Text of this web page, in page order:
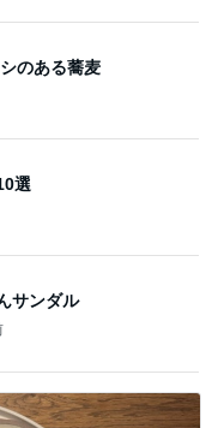
のある蕎麦
選
サンダル